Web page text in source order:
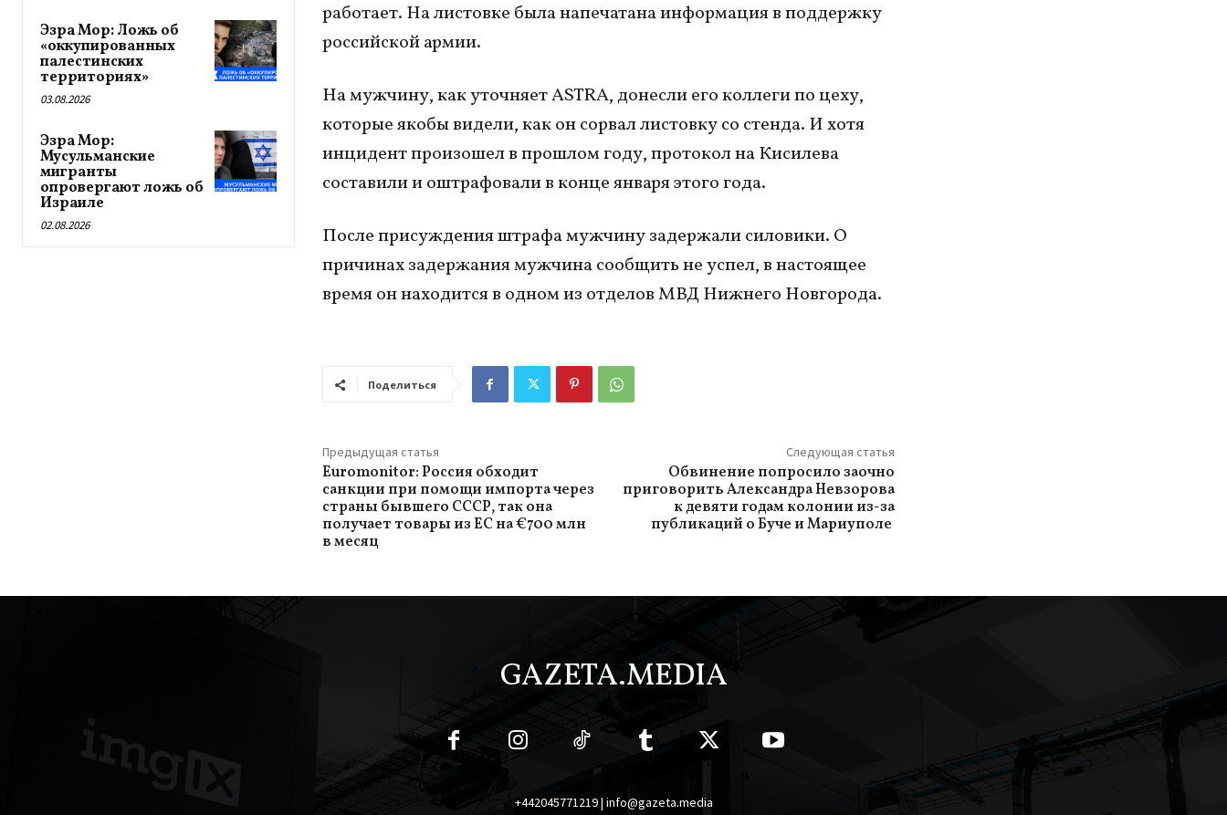
Эзра Мор: Ложь об
«оккупированных
палестинских
территориях»
03.08.2026
Эзра Мор:
Мусульманские
мигранты
опровергают ложь об
Израиле
02.08.2026
работает. На листовке была напечатана информация в поддержку
российской армии.
На мужчину, как уточняет ASTRA, донесли его коллеги по цеху,
которые якобы видели, как он сорвал листовку со стенда. И хотя
инцидент произошел в прошлом году, протокол на Кисилева
составили и оштрафовали в конце января этого года.
После присуждения штрафа мужчину задержали силовики. О
причинах задержания мужчина сообщить не успел, в настоящее
время он находится в одном из отделов МВД Нижнего Новгорода.
Поделиться
Предыдущая статья
Euromonitor: Россия обходит
санкции при помощи импорта через
страны бывшего СССР, так она
получает товары из ЕС на €700 млн
в месяц
Следующая статья
Обвинение попросило заочно
приговорить Александра Невзорова
к девяти годам колонии из-за
публикаций о Буче и Мариуполе
GAZETA.MEDIA
+442045771219 | info@gazeta.media